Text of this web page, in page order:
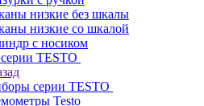
низкие без шкалы
низкие со шкалой
с носиком
TESTO
серии TESTO
Testo